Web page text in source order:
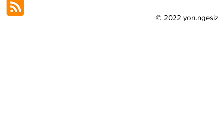
© 2022